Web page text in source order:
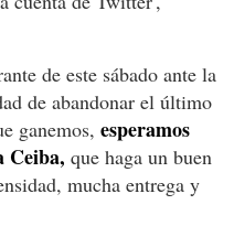
de este sábado ante la
de abandonar el último
ganemos, esperamos
Ceiba, que haga un buen
mucha entrega y